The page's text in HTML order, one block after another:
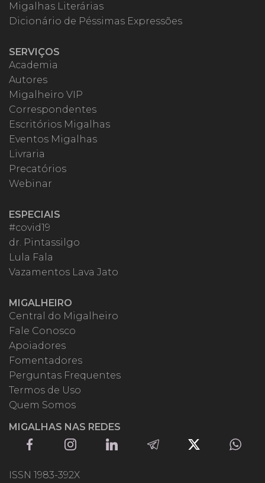
Migalhas Literárias
Dicionário de Péssimas Expressões
SERVIÇOS
Academia
Autores
Migalheiro VIP
Correspondentes
Escritórios Migalhas
Eventos Migalhas
Livraria
Precatórios
Webinar
ESPECIAIS
#covid19
dr. Pintassilgo
Lula Fala
Vazamentos Lava Jato
MIGALHEIRO
Central do Migalheiro
Fale Conosco
Apoiadores
Fomentadores
Perguntas Frequentes
Termos de Uso
Quem Somos
MIGALHAS NAS REDES
ISSN 1983-392X